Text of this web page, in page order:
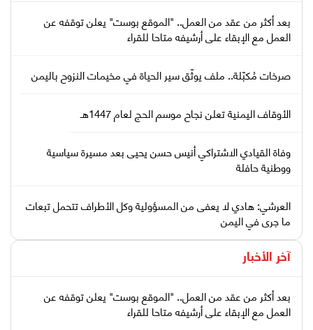
بعد أكثر من عقد من العمل.. "الموقع بوست" يعلن توقفه عن
العمل مع الإبقاء على أرشيفه متاحا للقراء
صرخات مُكبّلة.. ملف يوثّق سير الحياة في مخيمات النزوح باليمن
الأوقاف اليمنية تعلن نجاح موسم الحج لعام 1447هـ
وفاة القيادي الاشتراكي أنيس حسن يحيى بعد مسيرة سياسية
ووطنية حافلة
العرشي: هادي لا يعفى من المسؤولية وكل الأطراف تتحمل تبعات
ما جرى في اليمن
آخر الأخبار
بعد أكثر من عقد من العمل.. "الموقع بوست" يعلن توقفه عن
العمل مع الإبقاء على أرشيفه متاحا للقراء